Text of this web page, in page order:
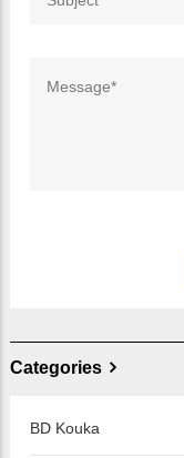
Categories
BD Kouka